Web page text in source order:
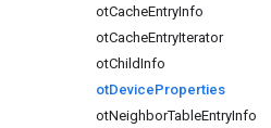
otCacheEntryInfo
otCacheEntryIterator
otChildInfo
otDeviceProperties
otNeighborTableEntryInfo